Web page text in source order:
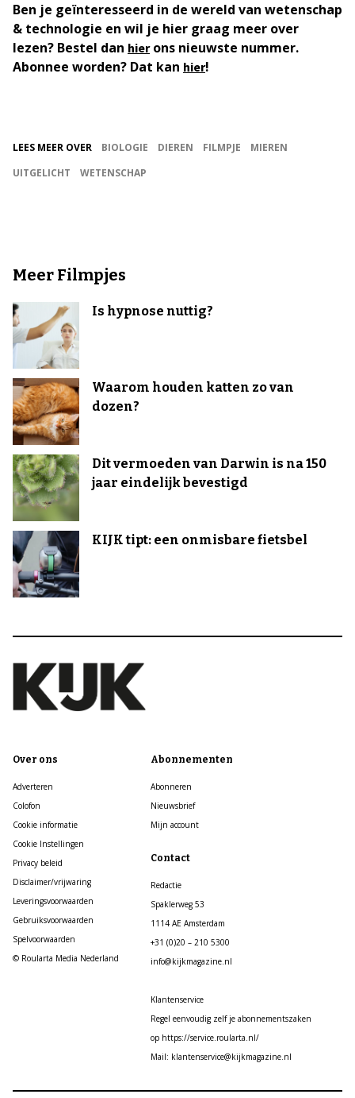
Ben je geïnteresseerd in de wereld van wetenschap
& technologie en wil je hier graag meer over
lezen? Bestel dan hierons nieuwste nummer.
Abonnee worden? Dat kan hier!
LEES MEER OVER BIOLOGIE DIEREN FILMPJE
MIEREN
UITGELICHT
WETENSCHAP
Meer Filmpjes
Is hypnose nuttig?
Waarom houden katten zo van
dozen?
Dit vermoeden van Darwin is na 150
jaar eindelijk bevestigd
KIJK tipt: een onmisbare fietsbel
Over ons
Adverteren
Colofon
Cookie informatie
Cookie Instellingen
Privacy beleid
Disclaimer/vrijwaring
Leveringsvoorwaarden
Gebruiksvoorwaarden
Spelvoorwaarden
© Roularta Media Nederland
Abonnementen
Abonneren
Nieuwsbrief
Mijn account
Contact
Redactie
Spaklerweg 53
1114 AE Amsterdam
+31 (0)20 – 210 5300
info@kijkmagazine.nl
Klantenservice
Regel eenvoudig zelf je abonnementszaken
op https://service.roularta.nl/
Mail: klantenservice@kijkmagazine.nl